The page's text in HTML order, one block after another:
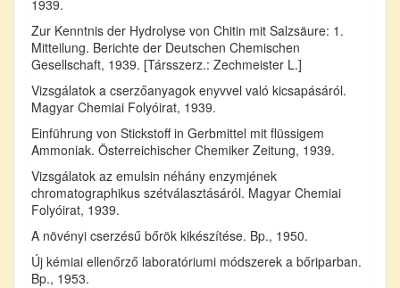
1939.
Zur Kenntnis der Hydrolyse von Chitin mit Salzsäure: 1.
Mitteilung. Berichte der Deutschen Chemischen
Gesellschaft, 1939. [Társszerz.: Zechmeister L.]
Vizsgálatok a cserzőanyagok enyvvel való kicsapásáról.
Magyar Chemiai Folyóirat, 1939.
Einführung von Stickstoff in Gerbmittel mit flüssigem
Ammoniak. Österreichischer Chemiker Zeitung, 1939.
Vizsgálatok az emulsin néhány enzymjének
chromatographikus szétválasztásáról. Magyar Chemiai
Folyóirat, 1939.
A növényi cserzésű bőrök kikészítése. Bp., 1950.
Új kémiai ellenőrző laboratóriumi módszerek a bőriparban.
Bp., 1953.